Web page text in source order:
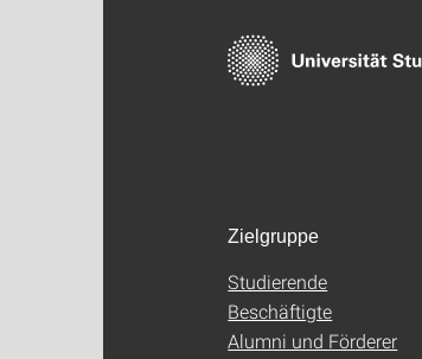
Zielgruppe
Studierende
Beschäftigte
Alumni und Förderer